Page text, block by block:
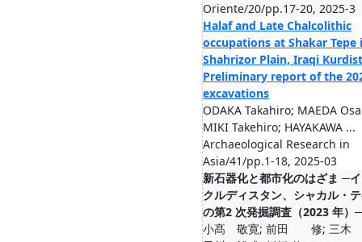
Oriente/20/pp.17-20, 2025-3
Halaf and Late Chalcolithic
occupations at Shakar Tepe
Shahrizor Plain, Iraqi
Preliminary report of the
excavations
ODAKA Takahiro; MAEDA
MIKI Takehiro; HAYAKAWA ...
Archaeological Research in
Asia/41/pp.1-18, 2025-03
新石器化と都市化のはざま ─
クルディスタン、シャカル・
の第2 次発掘調査（2023 年）─
小髙 敬寛; 前田 修; 三木